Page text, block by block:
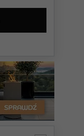
elektryczna